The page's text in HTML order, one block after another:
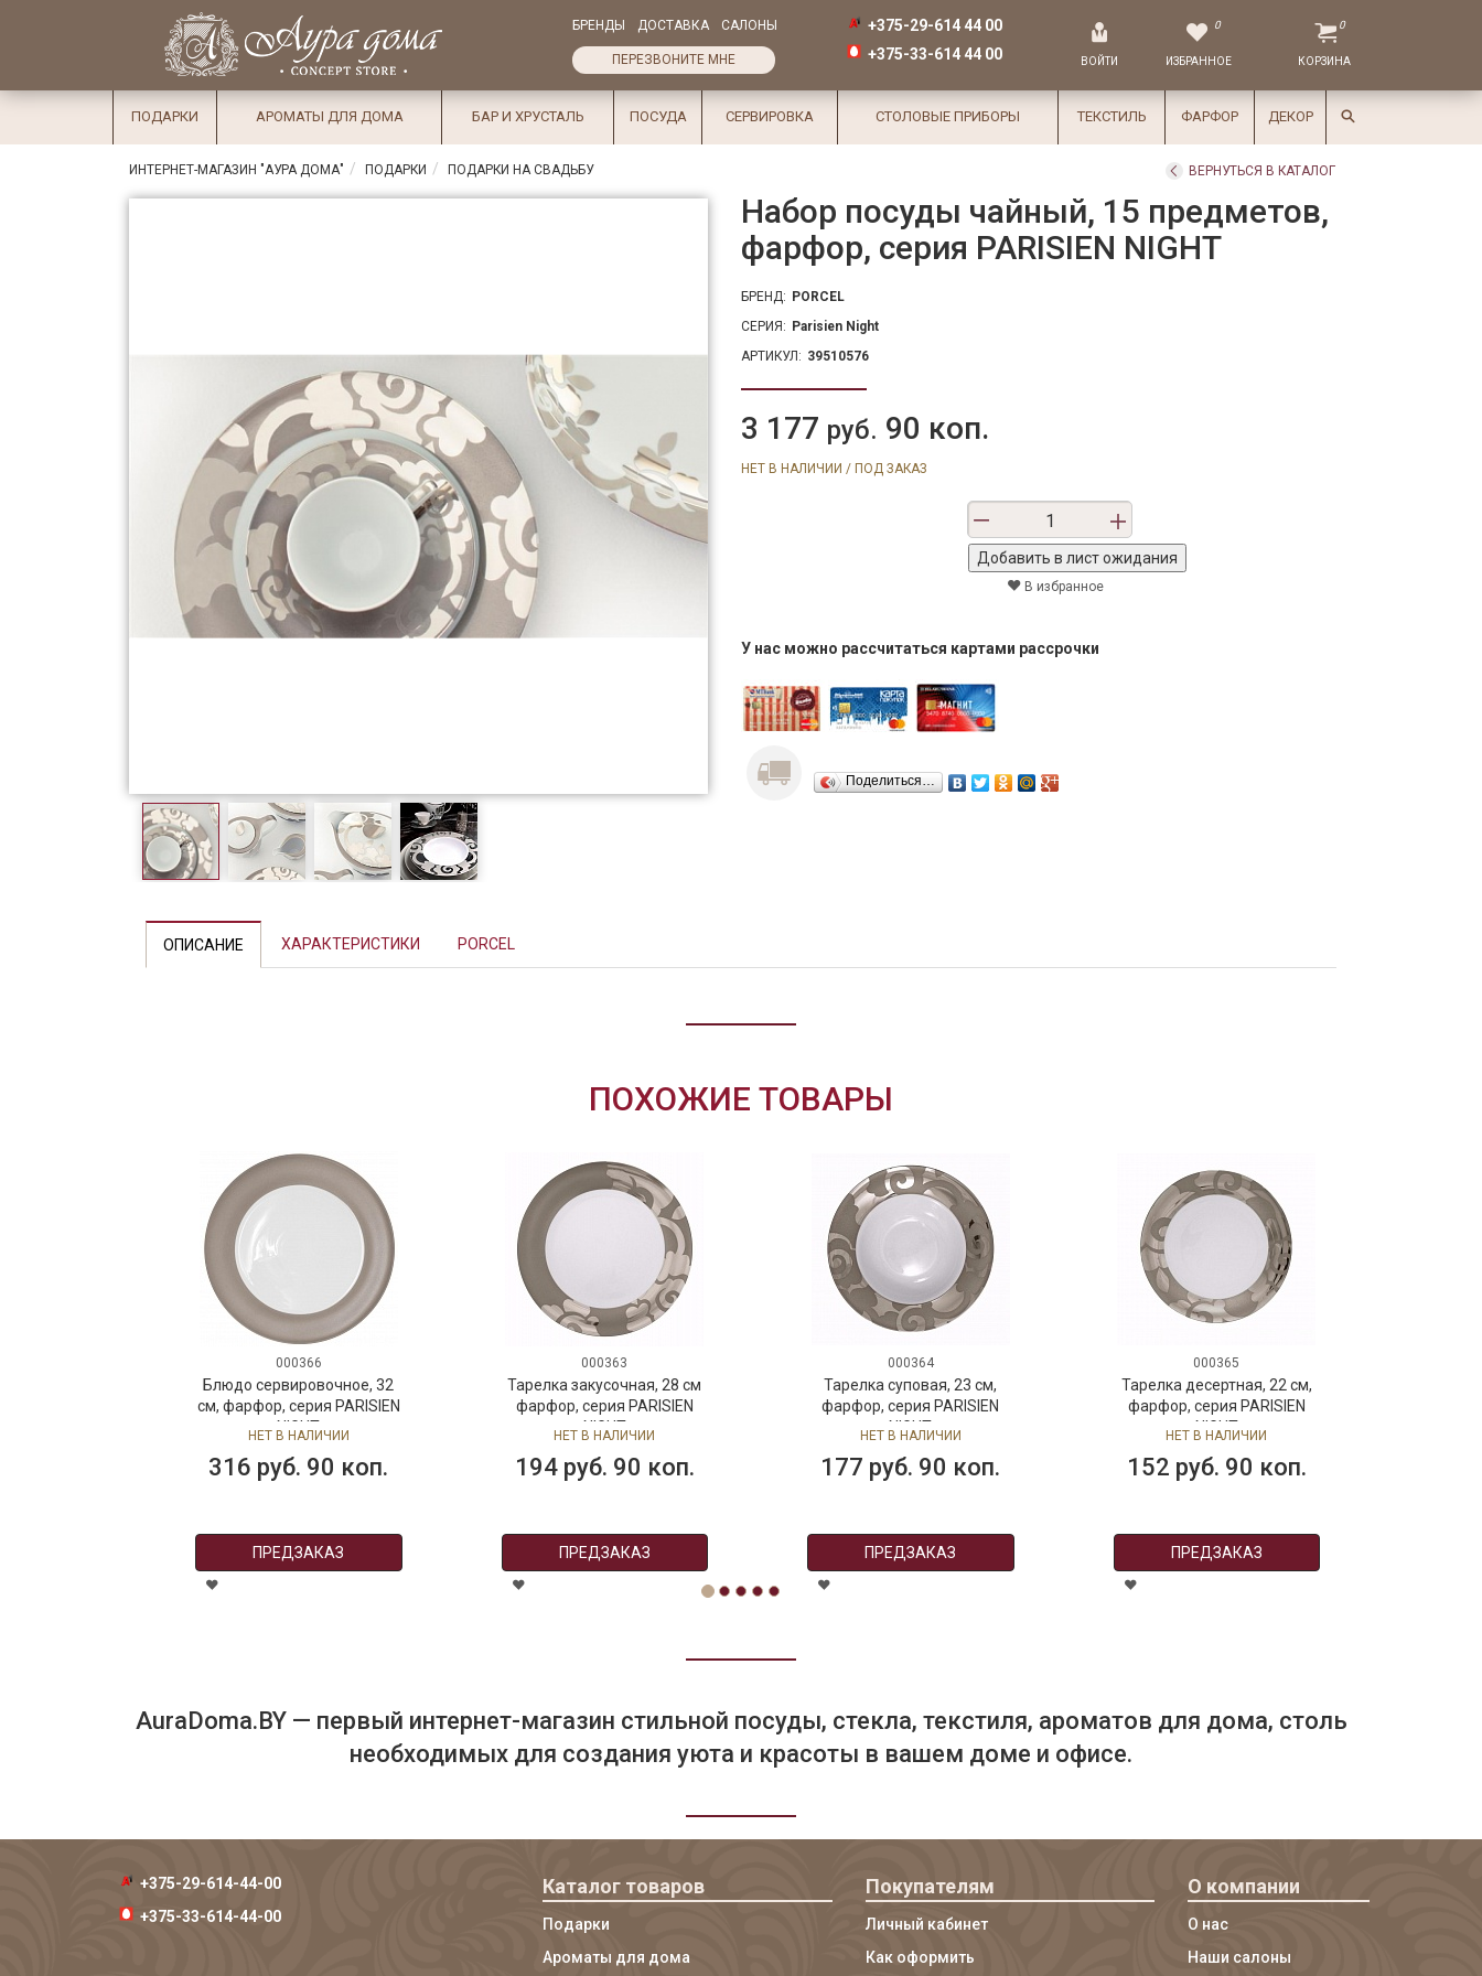
Избранное
×
СалоныДоставка
Оплата
Подарки
Ароматы
для дома
Сервировка
БРЕНДЫ ДОСТАВКА САЛОНЫ
ПЕРЕЗВОНИТЕ МНЕ
+375-29-614 44 00
+375-33-614 44 00
ВОЙТИ
0
ИЗБРАННОЕ
0
КОРЗИНА
ПОДАРКИ АРОМАТЫ ДЛЯ ДОМА БАР И ХРУСТАЛЬ ПОСУДА СЕРВИРОВКА СТОЛОВЫЕ ПРИБОРЫ ТЕКСТИЛЬ ФАРФОР ДЕКОР
ИНТЕРНЕТ-МАГАЗИН "АУРА ДОМА" ПОДАРКИ ПОДАРКИ НА СВАДЬБУ ВЕРНУТЬСЯ В КАТАЛОГ
Набор посуды чайный, 15 предметов,
фарфор, серия PARISIEN NIGHT
БРЕНД: PORCEL
СЕРИЯ: Parisien Night
АРТИКУЛ: 39510576
3 177 руб. 90 коп.
НЕТ В НАЛИЧИИ / ПОД ЗАКАЗ
В избранное
У нас можно рассчитаться картами рассрочки
Поделиться…
ОПИСАНИЕ ХАРАКТЕРИСТИКИ PORCEL
ПОХОЖИЕ ТОВАРЫ
000366
Блюдо сервировочное, 32
см, фарфор, серия PARISIEN
NIGHT
НЕТ В НАЛИЧИИ
316 руб. 90 коп.
ПРЕДЗАКАЗ
000363
Тарелка закусочная, 28 см
фарфор, серия PARISIEN
NIGHT
НЕТ В НАЛИЧИИ
194 руб. 90 коп.
ПРЕДЗАКАЗ
000364
Тарелка суповая, 23 см,
фарфор, серия PARISIEN
NIGHT
НЕТ В НАЛИЧИИ
177 руб. 90 коп.
ПРЕДЗАКАЗ
000365
Тарелка десертная, 22 см,
фарфор, серия PARISIEN
NIGHT
НЕТ В НАЛИЧИИ
152 руб. 90 коп.
ПРЕДЗАКАЗ
AuraDoma.BY — первый интернет-магазин стильной посуды, стекла, текстиля, ароматов для дома, столь
необходимых для создания уюта и красоты в вашем доме и офисе.
+375-29-614-44-00
+375-33-614-44-00
Каталог товаров
Подарки
Ароматы для дома
Покупателям
Личный кабинет
Как оформить
О компании
О нас
Наши салоны